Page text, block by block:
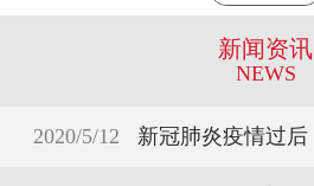
新闻资讯
NEWS
2020/5/12